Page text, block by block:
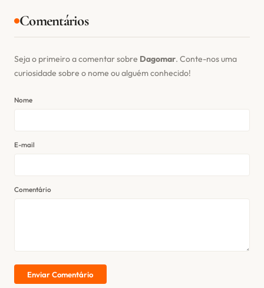
Comentários
Seja o primeiro a comentar sobre Dagomar. Conte-nos uma
curiosidade sobre o nome ou alguém conhecido!
Nome
E-mail
Comentário
Enviar Comentário